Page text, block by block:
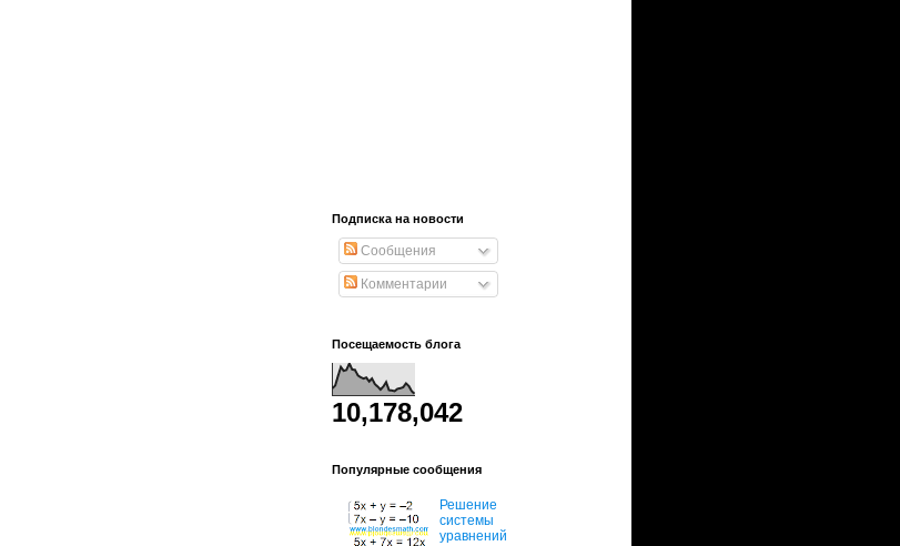
Подписка на новости
Сообщения
Комментарии
Посещаемость блога
10,178,042
Популярные сообщения
Решение
системы
уравнений